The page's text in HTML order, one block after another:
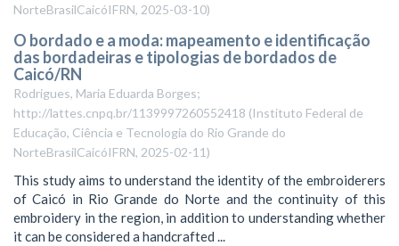
NorteBrasilCaicóIFRN, 2025-03-10)
O bordado e a moda: mapeamento e identificação
das bordadeiras e tipologias de bordados de
Caicó/RN
Rodrigues, Maria Eduarda Borges;
http://lattes.cnpq.br/1139997260552418 (Instituto Federal de
Educação, Ciência e Tecnologia do Rio Grande do
NorteBrasilCaicóIFRN, 2025-02-11)
This study aims to understand the identity of the embroiderers
of Caicó in Rio Grande do Norte and the continuity of this
embroidery in the region, in addition to understanding whether
it can be considered a handcrafted ...